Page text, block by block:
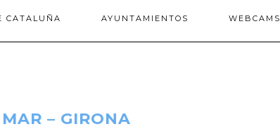
CATALUÑA AYUNTAMIENTOS WEBCAMS
– GIRONA